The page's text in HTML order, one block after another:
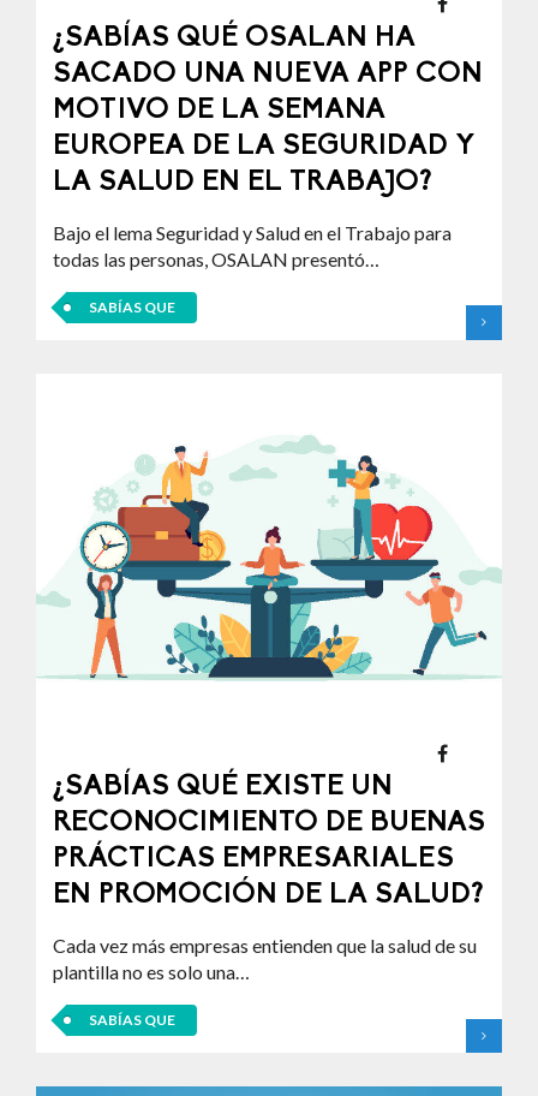
¿SABÍAS QUÉ OSALAN HA
SACADO UNA NUEVA APP CON
MOTIVO DE LA SEMANA
EUROPEA DE LA SEGURIDAD Y
LA SALUD EN EL TRABAJO?
Bajo el lema Seguridad y Salud en el Trabajo para
todas las personas, OSALAN presentó…
SABÍAS QUE
¿SABÍAS QUÉ EXISTE UN
RECONOCIMIENTO DE BUENAS
PRÁCTICAS EMPRESARIALES
EN PROMOCIÓN DE LA SALUD?
Cada vez más empresas entienden que la salud de su
plantilla no es solo una…
SABÍAS QUE